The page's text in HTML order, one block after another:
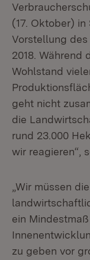
(17. Oktober)
Vorstellung
2018. Während
Wohlstand
geht nicht
die
rund 23.000
wir reagieren“,
„Wir müssen
ein
zu geben vor